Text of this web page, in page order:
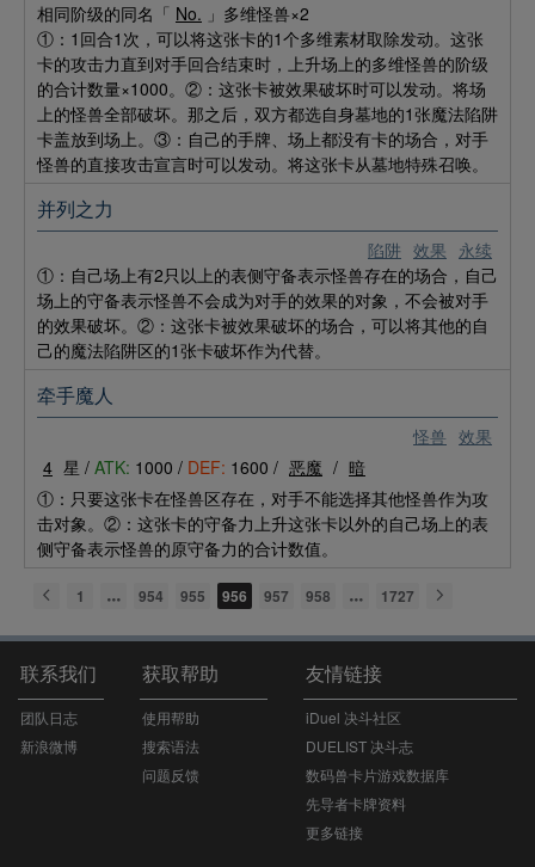
相同阶级的同名「 No. 」多维怪兽×2
①：1回合1次，可以将这张卡的1个多维素材取除发动。这张
卡的攻击力直到对手回合结束时，上升场上的多维怪兽的阶级
的合计数量×1000。②：这张卡被效果破坏时可以发动。将场
上的怪兽全部破坏。那之后，双方都选自身墓地的1张魔法陷阱
卡盖放到场上。③：自己的手牌、场上都没有卡的场合，对手
怪兽的直接攻击宣言时可以发动。将这张卡从墓地特殊召唤。
陷阱 效果 永续
并列之力
①：自己场上有2只以上的表侧守备表示怪兽存在的场合，自己
场上的守备表示怪兽不会成为对手的效果的对象，不会被对手
的效果破坏。②：这张卡被效果破坏的场合，可以将其他的自
己的魔法陷阱区的1张卡破坏作为代替。
怪兽 效果
牵手魔人
4 星 / ATK: 1000 / DEF: 1600 / 恶魔 / 暗
①：只要这张卡在怪兽区存在，对手不能选择其他怪兽作为攻
击对象。②：这张卡的守备力上升这张卡以外的自己场上的表
侧守备表示怪兽的原守备力的合计数值。
1 954 955 956 957 958 1727
联系我们
团队日志
新浪微博
获取帮助
使用帮助
搜索语法
问题反馈
友情链接
iDuel 决斗社区
DUELIST 决斗志
数码兽卡片游戏数据库
先导者卡牌资料
更多链接